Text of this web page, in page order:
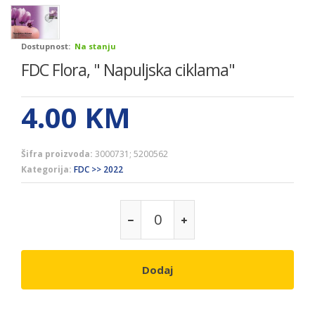
Dostupnost: Na stanju
FDC Flora, " Napuljska ciklama"
4.00 KM
Šifra proizvoda: 3000731; 5200562
Kategorija: FDC >> 2022
Dodaj